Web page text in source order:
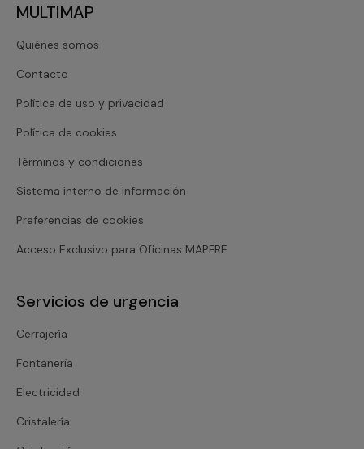
MULTIMAP
Quiénes somos
Contacto
Política de uso y privacidad
Política de cookies
Términos y condiciones
Sistema interno de información
Preferencias de cookies
Acceso Exclusivo para Oficinas MAPFRE
Servicios de urgencia
Cerrajería
Fontanería
Electricidad
Cristalería